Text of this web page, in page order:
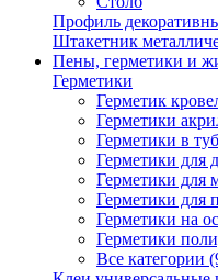
Профиль
Штакетник
Пены, герметики и
Герметики
Герметик
Герметики
Герметики в
Герметики для
Герметики для
Герметики для
Герметики на
Герметики
Все категории